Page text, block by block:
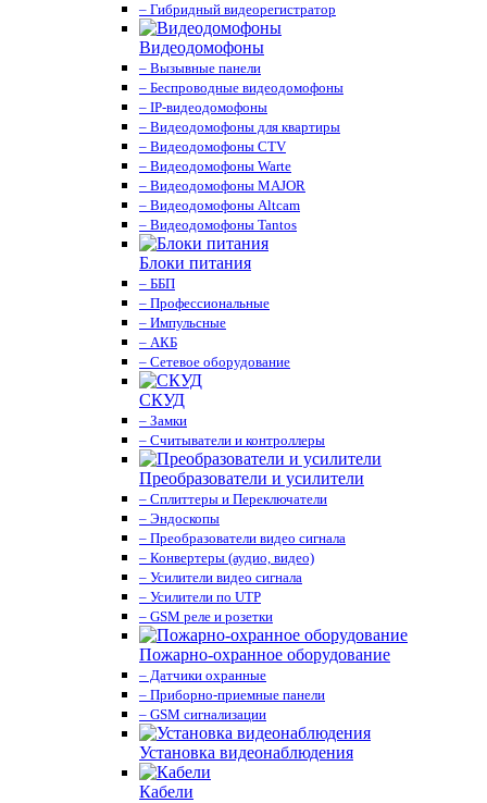
– Гибридный видеорегистратор
Видеодомофоны
– Вызывные панели
– Беспроводные видеодомофоны
– IP-видеодомофоны
– Видеодомофоны для квартиры
– Видеодомофоны CTV
– Видеодомофоны Warte
– Видеодомофоны MAJOR
– Видеодомофоны Altcam
– Видеодомофоны Tantos
Блоки питания
– ББП
– Профессиональные
– Импульсные
– АКБ
– Сетевое оборудование
СКУД
– Замки
– Считыватели и контроллеры
Преобразователи и усилители
– Сплиттеры и Переключатели
– Эндоскопы
– Преобразователи видео сигнала
– Конвертеры (аудио, видео)
– Усилители видео сигнала
– Усилители по UTP
– GSM реле и розетки
Пожарно-охранное оборудование
– Датчики охранные
– Приборно-приемные панели
– GSM сигнализации
Установка видеонаблюдения
Кабели